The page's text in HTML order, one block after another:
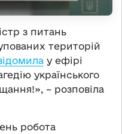
з питань
територій
у ефірі
українського
– розповіла
робота